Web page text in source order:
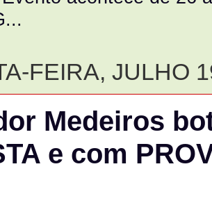
FEIRA, JULHO
Medeiros
e com